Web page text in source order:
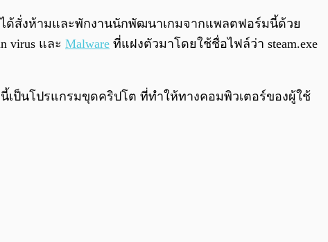
ได้สั่งห้ามและพักงานนักพัฒนาเกมจากแพลตฟอร์มนี้ด้วย
virus และ Malware ที่แฝงตัวมาโดยใช้ชื่อไฟล์ว่า steam.exe
เป็นโปรแกรมขุดคริปโต ที่ทำให้ทางคอมพิวเตอร์ของผู้ใช้